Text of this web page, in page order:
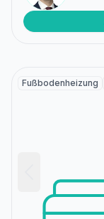
Fußbodenheizung